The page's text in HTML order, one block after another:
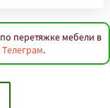
перетяжке мебели в
Телеграм.